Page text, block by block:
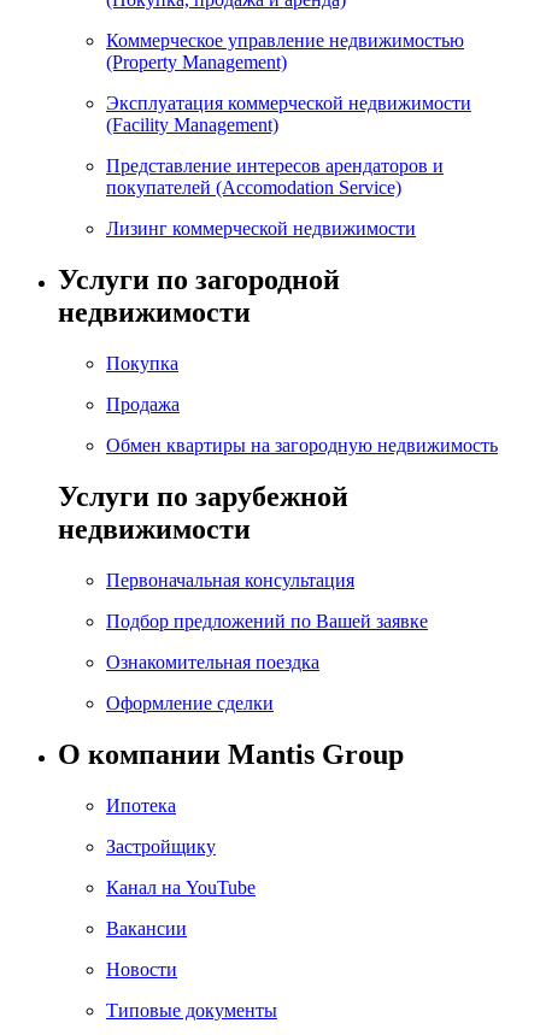
Коммерческое управление недвижимостью
(Property Management)
Эксплуатация коммерческой недвижимости
(Facility Management)
Представление интересов арендаторов и
покупателей (Accomodation Service)
Лизинг коммерческой недвижимости
Услуги по загородной
недвижимости
Покупка
Продажа
Обмен квартиры на загородную недвижимость
Услуги по зарубежной
недвижимости
Первоначальная консультация
Подбор предложений по Вашей заявке
Ознакомительная поездка
Оформление сделки
О компании Mantis Group
Ипотека
Застройщику
Канал на YouTube
Вакансии
Новости
Типовые документы